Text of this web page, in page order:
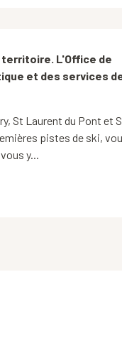
L'Office de
et des services
St Laurent du Pont et
pistes de ski,
y...